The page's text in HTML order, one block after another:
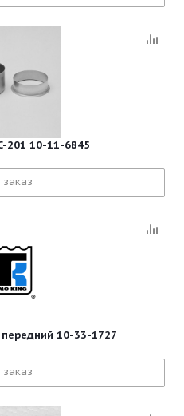
201 10-11-6845
10-33-1727